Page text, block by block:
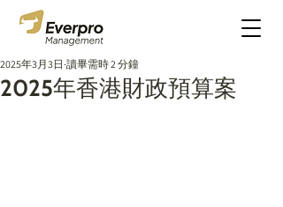
2025年香港財政預算案
2025年3月3日 讀畢需時 2 分鐘